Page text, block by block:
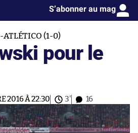
S’abonner au mag
ATLÉTICO (1-0)
pour le
2016 À 22:30 3' 16